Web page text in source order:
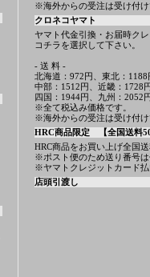
※海外からの受注は受け付け
クロネコヤマト
ヤマト代金引換・お届時ク
コチラを選択して下さい。
- 送 料 -
北海道：972円、東北：1188
中部：1512円、近畿：1728
四国：1944円、九州：2052
※全て税込み価格です。
※海外からの受注は受け付け
HRC商品限定 【全国送料
HRC商品をお買い上げ全国送
※ポスト便のため送り番号は
※ヤマトクレジットカード払
店頭引渡し